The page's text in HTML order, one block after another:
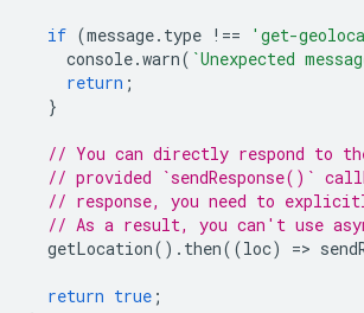
if (message. type !== 'get-
console.warn( `Unexpected
return ;
}
// You can directly respond to
// provided `sendResponse()`
// response, you need to
// As a result, you can't use
getLocation(). then((loc) =>
return true ;